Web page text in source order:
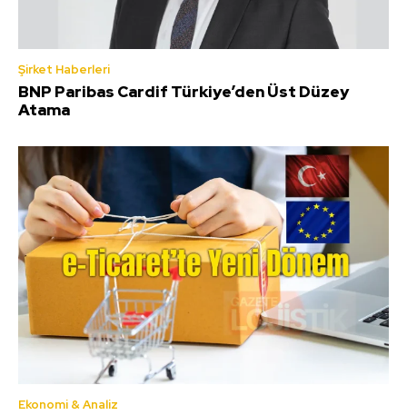
Şirket Haberleri
BNP Paribas Cardif Türkiye’den Üst Düzey
Atama
Ekonomi & Analiz